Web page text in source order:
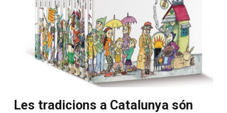
Les tradicions a Catalunya són